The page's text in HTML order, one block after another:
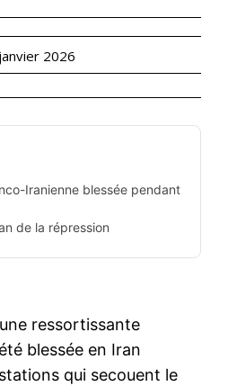
2026
Iranienne blessée pendant
de la répression
ressortissante
blessée en Iran
qui secouent le